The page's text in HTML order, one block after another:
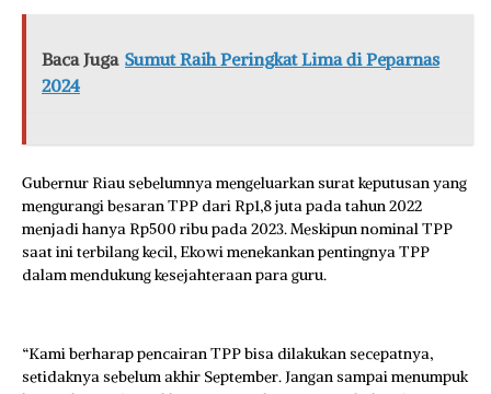
Baca Juga Sumut Raih Peringkat Lima di Peparnas
2024
Gubernur Riau sebelumnya mengeluarkan surat keputusan yang
mengurangi besaran TPP dari Rp1,8 juta pada tahun 2022
menjadi hanya Rp500 ribu pada 2023. Meskipun nominal TPP
saat ini terbilang kecil, Ekowi menekankan pentingnya TPP
dalam mendukung kesejahteraan para guru.
“Kami berharap pencairan TPP bisa dilakukan secepatnya,
setidaknya sebelum akhir September. Jangan sampai menumpuk